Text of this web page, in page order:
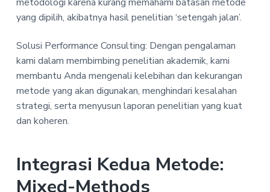
yang dipilih, akibatnya hasil penelitian ‘setengah jalan’.
Solusi Performance Consulting: Dengan pengalaman
kami dalam membimbing penelitian akademik, kami
membantu Anda mengenali kelebihan dan kekurangan
metode yang akan digunakan, menghindari kesalahan
strategi, serta menyusun laporan penelitian yang kuat
dan koheren.
Integrasi Kedua Metode:
Mixed-Methods